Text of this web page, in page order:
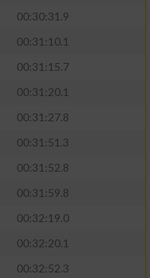
00:30:31.9
00:31:10.1
00:31:15.7
00:31:20.1
00:31:27.8
00:31:51.3
00:31:52.8
00:31:59.8
00:32:19.0
00:32:20.1
00:32:52.3